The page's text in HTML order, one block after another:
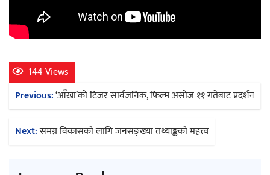
चलचित्र ‘माया भनेकै यस्तो होला’को शीर्ष गीत
144 Views
Post
navigation
Previous:‘आँखा’को टिजर सार्वजनिक, फिल्म असोज ११ गतेबाट प्रदर्शन
Next:समग्र विकासको लागि जनसङ्ख्या तथ्याङ्कको महत्त्व